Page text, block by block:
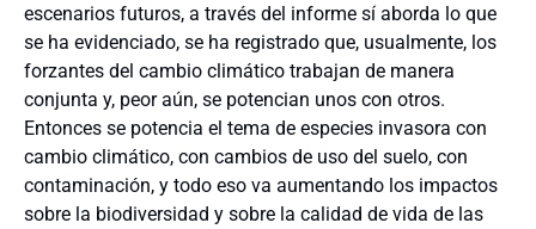
escenarios futuros, a través del informe sí aborda lo que
se ha evidenciado, se ha registrado que, usualmente, los
forzantes del cambio climático trabajan de manera
conjunta y, peor aún, se potencian unos con otros.
Entonces se potencia el tema de especies invasora con
cambio climático, con cambios de uso del suelo, con
contaminación, y todo eso va aumentando los impactos
sobre la biodiversidad y sobre la calidad de vida de las